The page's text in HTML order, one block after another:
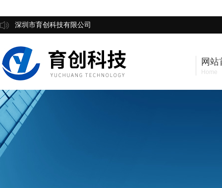
深圳市育创科技有限公司
网站
Home